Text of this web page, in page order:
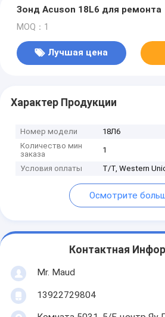
Зонд Acuson 18L6 для ремонта
MOQ：1
Лучшая цена
Характер Продукции
Номер модели
18Л6
Количество мин
заказа
1
Условия оплаты T/T, Western
Осмотрите
Контактная
Mr. Maud
13922729804